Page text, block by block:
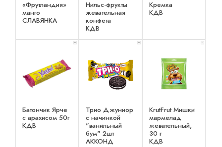
«Фрутландия»
манго
СЛАВЯНКА
Нильс-фрукты
жевательная
конфета
КДВ
Кремка
КДВ
x 1
Батончик Ярче
с арахисом 50г
КДВ
x 1
Трио Джуниор
с начинкой
"ванильный
бум" 2шт
АККОНД
x 1
KrutFrut Мишки
мармелад
жевательный,
30 г
КДВ